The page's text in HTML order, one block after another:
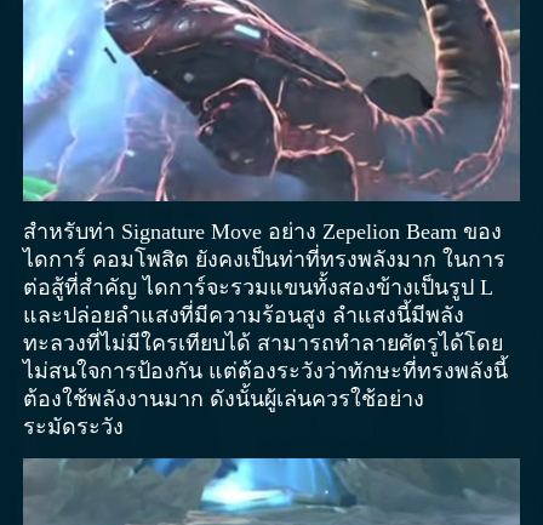
สำหรับท่า Signature Move อย่าง Zepelion Beam ของ
ไดการ์ คอมโพสิต ยังคงเป็นท่าที่ทรงพลังมาก ในการ
ต่อสู้ที่สำคัญ ไดการ์จะรวมแขนทั้งสองข้างเป็นรูป L
และปล่อยลำแสงที่มีความร้อนสูง ลำแสงนี้มีพลัง
ทะลวงที่ไม่มีใครเทียบได้ สามารถทำลายศัตรูได้โดย
ไม่สนใจการป้องกัน แต่ต้องระวังว่าทักษะที่ทรงพลังนี้
ต้องใช้พลังงานมาก ดังนั้นผู้เล่นควรใช้อย่าง
ระมัดระวัง